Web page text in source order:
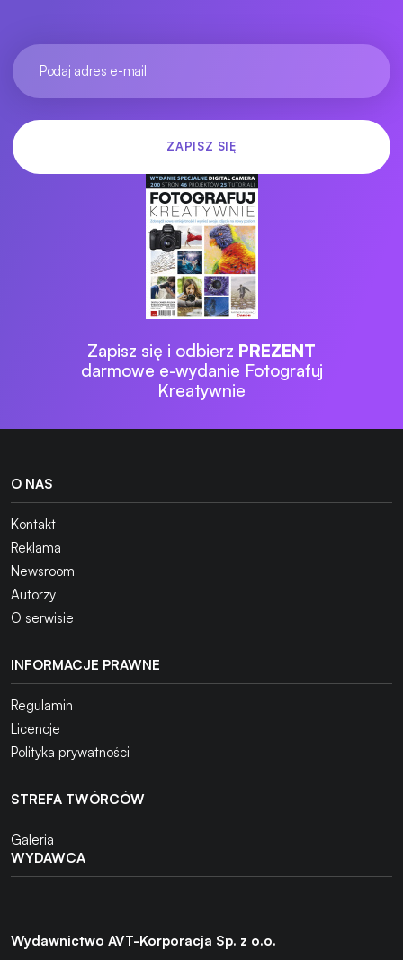
Zapisz się i odbierz PREZENT
darmowe e-wydanie Fotografuj
Kreatywnie
O NAS
Kontakt
Reklama
Newsroom
Autorzy
O serwisie
INFORMACJE PRAWNE
Regulamin
Licencje
Polityka prywatności
STREFA TWÓRCÓW
Galeria
WYDAWCA
Wydawnictwo AVT-Korporacja Sp. z o.o.